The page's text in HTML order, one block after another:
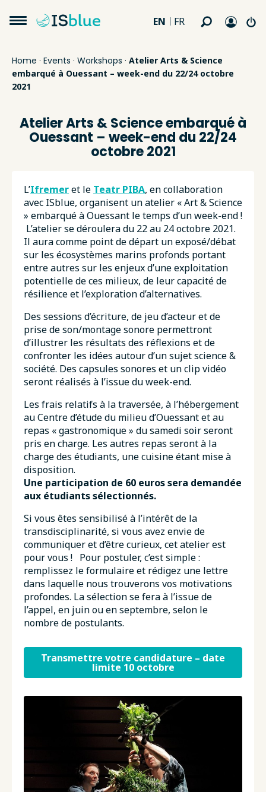
EN FR
Home · Events · Workshops · Atelier Arts & Science
embarqué à Ouessant – week-end du 22/24 octobre
2021
Atelier Arts & Science embarqué à
Ouessant – week-end du 22/24
octobre 2021
L’Ifremeret le Teatr PIBA, en collaboration
avec ISblue, organisent un atelier « Art & Science
» embarqué à Ouessant le temps d’un week-end !
L’atelier se déroulera du 22 au 24 octobre 2021.
Il aura comme point de départ un exposé/débat
sur les écosystèmes marins profonds portant
entre autres sur les enjeux d’une exploitation
potentielle de ces milieux, de leur capacité de
résilience et l’exploration d’alternatives.
Des sessions d’écriture, de jeu d’acteur et de
prise de son/montage sonore permettront
d’illustrer les résultats des réflexions et de
confronter les idées autour d’un sujet science &
société. Des capsules sonores et un clip vidéo
seront réalisés à l’issue du week-end.
Les frais relatifs à la traversée, à l’hébergement
au Centre d’étude du milieu d’Ouessant et au
repas « gastronomique » du samedi soir seront
pris en charge. Les autres repas seront à la
charge des étudiants, une cuisine étant mise à
disposition.
Une participation de 60 euros sera demandée
aux étudiants sélectionnés.
Si vous êtes sensibilisé à l’intérêt de la
transdisciplinarité, si vous avez envie de
communiquer et d’être curieux, cet atelier est
pour vous ! Pour postuler, c’est simple :
remplissez le formulaire et rédigez une lettre
dans laquelle nous trouverons vos motivations
profondes. La sélection se fera à l’issue de
l’appel, en juin ou en septembre, selon le
nombre de postulants.
Transmettre votre candidature – date
limite 10 octobre